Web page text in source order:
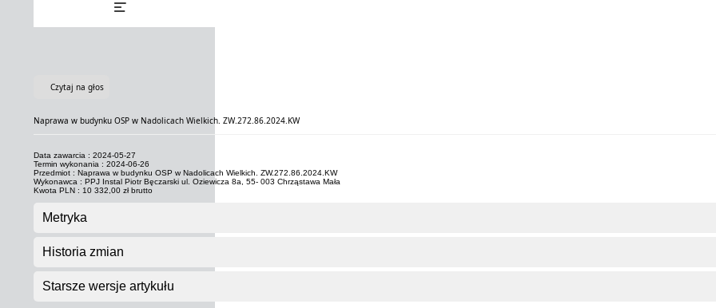
Czytaj na głos
Naprawa w budynku OSP w Nadolicach Wielkich. ZW.272.86.2024.KW
Data zawarcia : 2024-05-27
Termin wykonania : 2024-06-26
Przedmiot : Naprawa w budynku OSP w Nadolicach Wielkich. ZW.272.86.2024.KW
Wykonawca : PPJ Instal Piotr Bęczarski ul. Oziewicza 8a, 55- 003 Chrząstawa Mała
Kwota PLN : 10 332,00 zł brutto
Metryka
Historia zmian
Starsze wersje artykułu